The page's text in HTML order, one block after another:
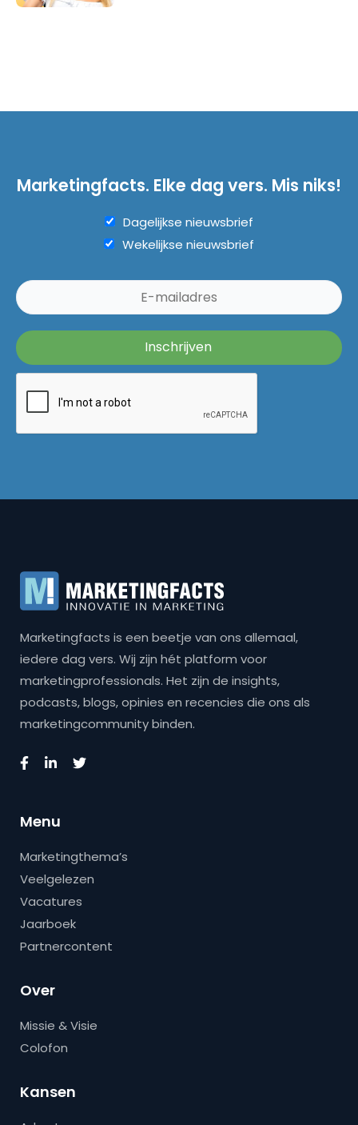
Marketingfacts. Elke dag vers. Mis niks!
Dagelijkse nieuwsbrief
Wekelijkse nieuwsbrief
Marketingfacts is een beetje van ons allemaal,
iedere dag vers. Wij zijn hét platform voor
marketingprofessionals. Het zijn de insights,
podcasts, blogs, opinies en recencies die ons als
marketingcommunity binden.
Menu
Marketingthema’s
Veelgelezen
Vacatures
Jaarboek
Partnercontent
Over
Missie & Visie
Colofon
Kansen